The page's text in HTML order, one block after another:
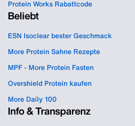
Protein Works Rabattcode
Beliebt
ESN Isoclear bester Geschmack
More Protein Sahne Rezepte
MPF - More Protein Fasten
Overshield Protein kaufen
More Daily 100
Info & Transparenz